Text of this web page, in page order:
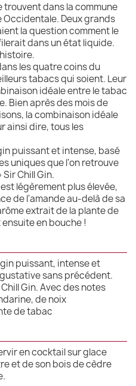
trouvent dans la commune
Occidentale. Deux grands
la question comment le
dans un état liquide.
les quatre coins du
tabacs qui soient. Leur
idéale entre le tabac
Bien après des mois de
la combinaison idéale
ainsi dire, tous les
puissant et intense, basé
uniques que l'on retrouve
Chill Gin.
légèrement plus élevée,
de l'amande au-delà de sa
extrait de la plante de
en bouche !
gin puissant, intense et
sans précédent.
Gin. Avec des notes
de noix
de tabac
en cocktail sur glace
et de son bois de cèdre